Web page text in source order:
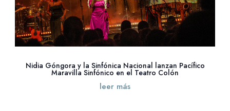
Nidia Góngora y la Sinfónica Nacional lanzan Pacífico
Maravilla Sinfónico en el Teatro Colón
leer más